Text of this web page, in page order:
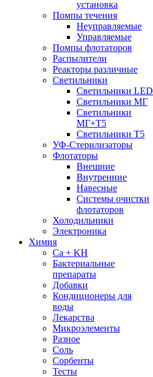
установка
Помпы течения
Неуправляемые
Управляемые
Помпы флотаторов
Распылители
Реакторы различные
Светильники
Светильники LED
Светильники МГ
Светильники
МГ+T5
Светильники Т5
УФ-Стерилизаторы
Флотаторы
Внешние
Внутренние
Навесные
Системы очистки
флотаторов
Холодильники
Электроника
Химия
Ca + KH
Бактериальные
препараты
Добавки
Кондиционеры для
воды
Лекарства
Микроэлементы
Разное
Соль
Сорбенты
Тесты